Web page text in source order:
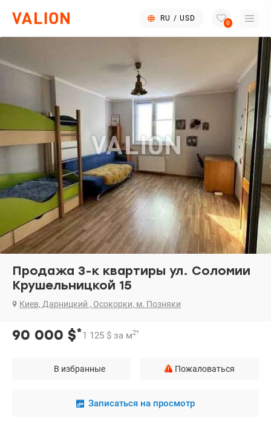
RU / USD
0
Продажа 3-к квартиры ул. Соломии
Крушельницкой 15
Киев, Дарницкий , Осокорки, м. Позняки
90 000 $*1 125 $ за м2*
В избранные Пожаловаться
Записаться на просмотр